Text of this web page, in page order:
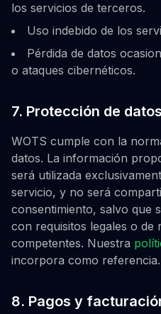
los servicios de terceros.
Uso indebido de los
Pérdida de datos
o ataques cibernéticos.
7. Protección de
WOTS cumple con la
datos. La información
será utilizada
servicio, y no será
consentimiento, salvo que
con requisitos legales o de
competentes. Nuestra
incorpora como referencia.
8. Pagos y